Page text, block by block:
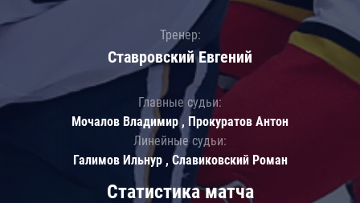
Статистика матча
Тренер:
Ставровский Евгений
Главные судьи:
Мочалов Владимир , Прокуратов Антон
Линейные судьи:
Галимов Ильнур , Славиковский Роман